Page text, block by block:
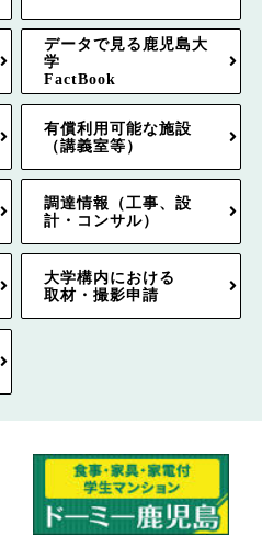
データで見る鹿児島大
学
FactBook
有償利用可能な施設
（講義室等）
調達情報（工事、設
計・コンサル）
大学構内における
取材・撮影申請